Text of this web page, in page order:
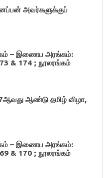
அவர்களுக்குப்
– இணைய அரங்கம்:
& 174 ; நூலரங்கம்
7ஆவது ஆண்டு தமிழ் விழா,
– இணைய அரங்கம்:
& 170 ; நூலரங்கம்